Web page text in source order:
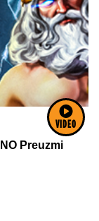
VIDEO
se kraj